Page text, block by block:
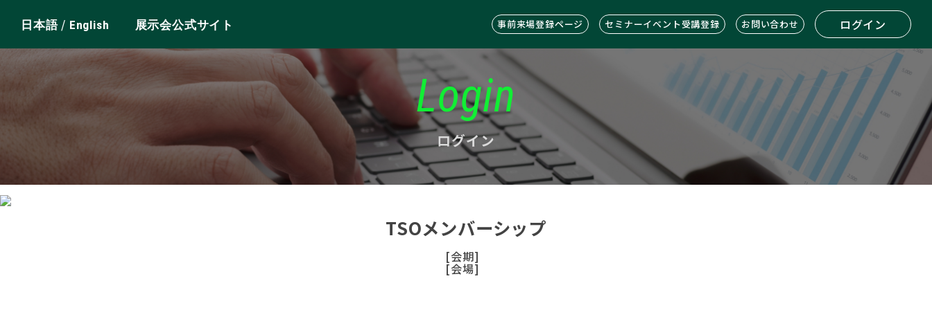
日本語/ English 展示会公式サイト 事前来場登録ページ セミナーイベント受講登録 お問い合わせ ログイン
Login
ログイン
TSOメンバーシップ
[会期]
[会場]